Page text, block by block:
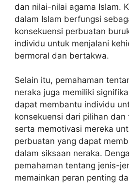
dan nilai-nilai agama Islam.
dalam Islam berfungsi
konsekuensi perbuatan
individu untuk menjalani
bermoral dan bertakwa.
Selain itu, pemahaman
neraka juga memiliki
dapat membantu individu
konsekuensi dari pilihan dan
serta memotivasi mereka
perbuatan yang dapat
dalam siksaan neraka.
pemahaman tentang jenis-
memainkan peran penting